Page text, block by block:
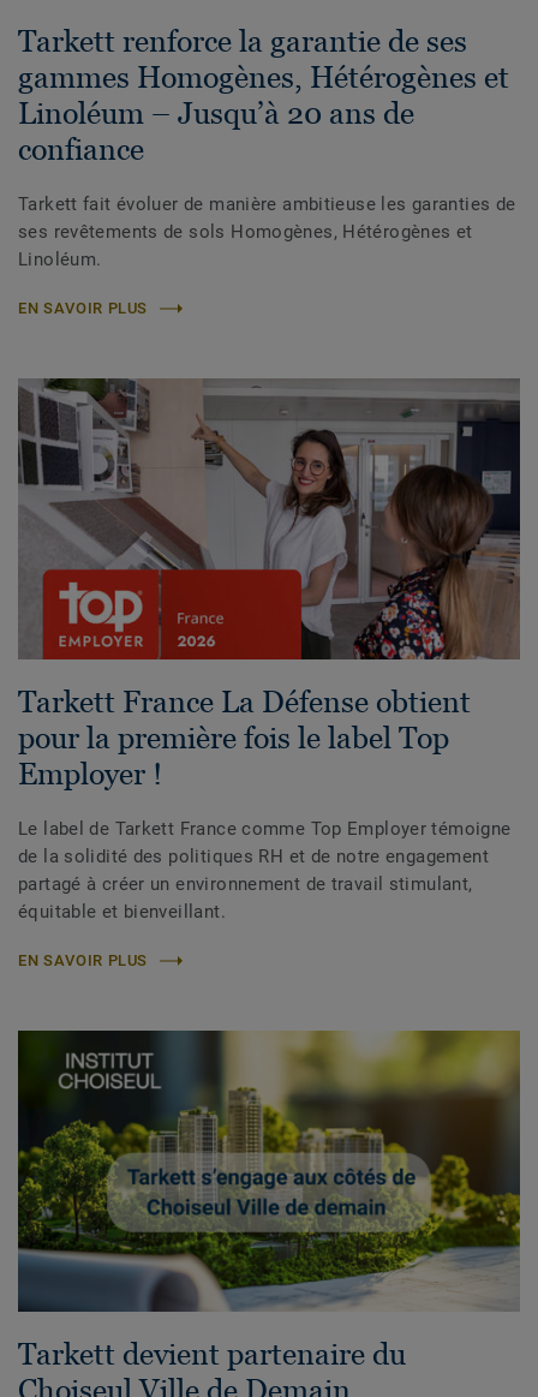
Tarkett renforce la garantie de ses
gammes Homogènes, Hétérogènes et
Linoléum – Jusqu’à 20 ans de
confiance
Tarkett fait évoluer de manière ambitieuse les garanties de
ses revêtements de sols Homogènes, Hétérogènes et
Linoléum.
EN SAVOIR PLUS
Tarkett France La Défense obtient
pour la première fois le label Top
Employer !
Le label de Tarkett France comme Top Employer témoigne
de la solidité des politiques RH et de notre engagement
partagé à créer un environnement de travail stimulant,
équitable et bienveillant.
EN SAVOIR PLUS
Tarkett devient partenaire du